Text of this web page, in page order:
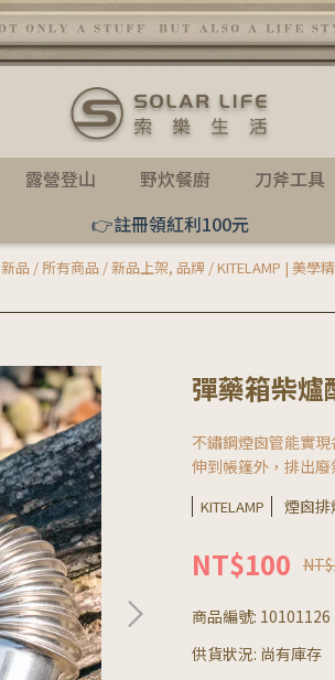
露營登山 野炊餐廚 刀斧工具
👉註冊領紅利100元
新品 / 所有商品 / 新品上架, 品牌 / KITELAMP | 美學
彈藥箱柴爐
不鏽鋼煙囪管能實
伸到帳篷外，排出
KITELAMP 煙囪排
NT$100
商品編號: 10101126
供貨狀況: 尚有庫存